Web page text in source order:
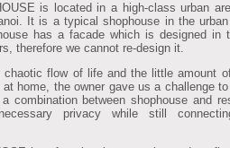
is located in a high-class urban
It is a typical shophouse in the
has a facade which is designed in
therefore we cannot re-design it.
flow of life and the little amount
home, the owner gave us a challenge
combination between shophouse and
privacy while still